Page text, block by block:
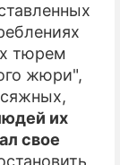
РЕЛИЗЫ
тюрем
жюри",
их
свое